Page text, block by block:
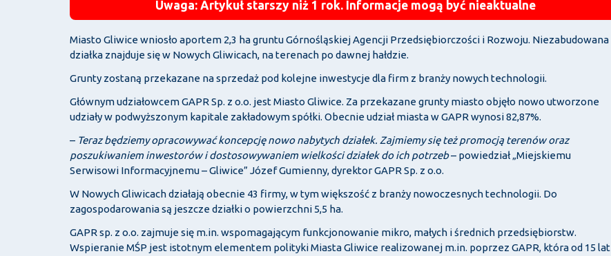
Uwaga: Artykuł starszy niż 1 rok. Informacje mogą być nieaktualne
Miasto Gliwice wniosło aportem 2,3 ha gruntu Górnośląskiej Agencji Przedsiębiorczości i Rozwoju. Niezabudowana
działka znajduje się w Nowych Gliwicach, na terenach po dawnej hałdzie.
Grunty zostaną przekazane na sprzedaż pod kolejne inwestycje dla firm z branży nowych technologii.
Głównym udziałowcem GAPR Sp. z o.o. jest Miasto Gliwice. Za przekazane grunty miasto objęło nowo utworzone
udziały w podwyższonym kapitale zakładowym spółki. Obecnie udział miasta w GAPR wynosi 82,87%.
– Teraz będziemy opracowywać koncepcję nowo nabytych działek. Zajmiemy się też promocją terenów oraz
poszukiwaniem inwestorów i dostosowywaniem wielkości działek do ich potrzeb– powiedział „Miejskiemu
Serwisowi Informacyjnemu – Gliwice” Józef Gumienny, dyrektor GAPR Sp. z o.o.
W Nowych Gliwicach działają obecnie 43 firmy, w tym większość z branży nowoczesnych technologii. Do
zagospodarowania są jeszcze działki o powierzchni 5,5 ha.
GAPR sp. z o.o. zajmuje się m.in. wspomagającym funkcjonowanie mikro, małych i średnich przedsiębiorstw.
Wspieranie MŚP jest istotnym elementem polityki Miasta Gliwice realizowanej m.in. poprzez GAPR, która od 15 lat